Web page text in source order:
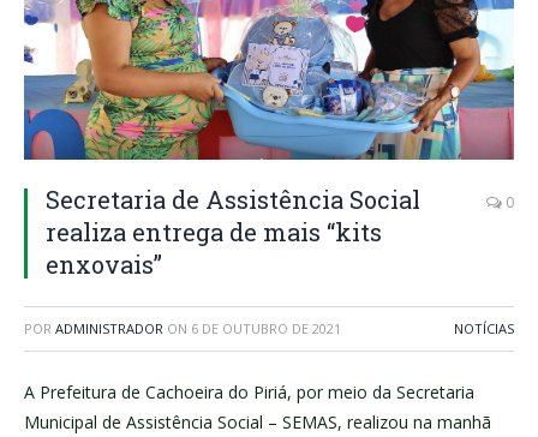
Secretaria de Assistência Social
realiza entrega de mais “kits
enxovais”
0
POR ADMINISTRADOR ON 6 DE OUTUBRO DE 2021 NOTÍCIAS
A Prefeitura de Cachoeira do Piriá, por meio da Secretaria
Municipal de Assistência Social – SEMAS, realizou na manhã